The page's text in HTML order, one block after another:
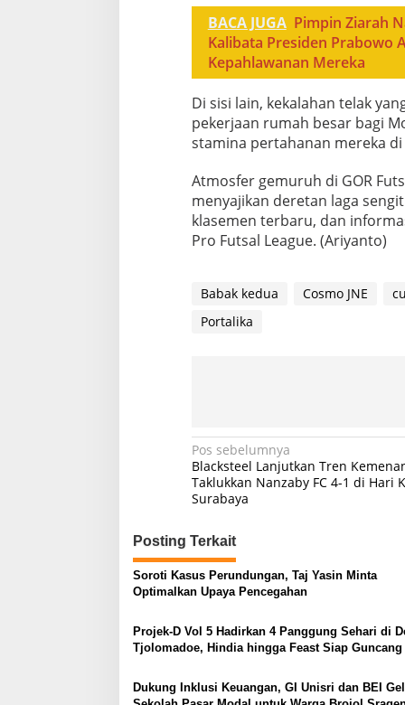
BACA JUGA Pimpin Ziarah
Kalibata Presiden Prabowo
Kepahlawanan Mereka
Di sisi lain, kekalahan telak
pekerjaan rumah besar bagi
stamina pertahanan mereka
​Atmosfer gemuruh di GOR
menyajikan deretan laga
klasemen terbaru, dan
Pro Futsal League. (Ariyanto)
Babak kedua Cosmo JNE
Portalika
Navigasi
pos
Pos sebelumnya
Blacksteel Lanjutkan Tren
Taklukkan Nanzaby FC 4-1 di Hari
Surabaya
Posting Terkait
Soroti Kasus Perundungan, Taj Yasin Minta
Optimalkan Upaya Pencegahan
Projek-D Vol 5 Hadirkan 4 Panggung Sehari di
Tjolomadoe, Hindia hingga Feast Siap
Dukung Inklusi Keuangan, GI Unisri dan BEI